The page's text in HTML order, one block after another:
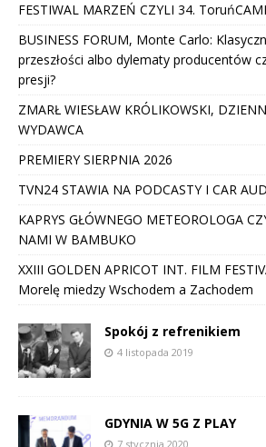
FESTIWAL MARZEŃ CZYLI 34.
BUSINESS FORUM, Monte Carlo:
przeszłości albo dylematy producentów
presji?
ZMARŁ WIESŁAW KRÓLIKOWSKI,
WYDAWCA
PREMIERY SIERPNIA 2026
TVN24 STAWIA NA PODCASTY I CAR
KAPRYS GŁÓWNEGO METEOROLOGA
NAMI W BAMBUKO
XXIII GOLDEN APRICOT INT. FILM
Morelę miedzy Wschodem a Zachodem
Spokój z refrenikiem
4 listopada 2019
GDYNIA W 5G Z PLAY
7 stycznia 2020